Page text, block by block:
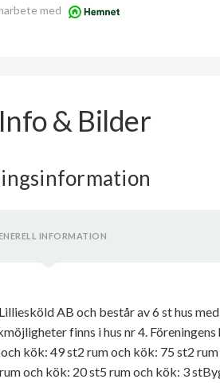
med
Info & Bilder
INFORMATION
AB och består av 6 st hus
finns i hus nr 4. Föreningens
kök: 49 st2 rum och kök: 75 st2
och kök: 20 st5 rum och kök: 3